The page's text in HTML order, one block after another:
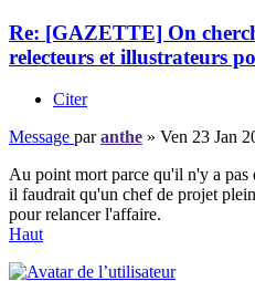
Re: [GAZETTE] On
relecteurs et illustrateurs
Citer
Message paranthe » Ven 23 Jan
Au point mort parce qu'il n'y a
il faudrait qu'un chef de projet
pour relancer l'affaire.
Haut